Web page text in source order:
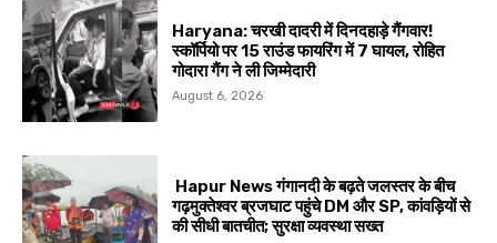
Haryana: चरखी दादरी में दिनदहाड़े गैंगवार!
स्कॉर्पियो पर 15 राउंड फायरिंग में 7 घायल, रोहित
गोदारा गैंग ने ली जिम्मेदारी
August 6, 2026
Hapur News गंगानदी के बढ़ते जलस्तर के बीच
गढ़मुक्तेश्वर ब्रजघाट पहुंचे DM और SP, कांवड़ियों से
की सीधी बातचीत; सुरक्षा व्यवस्था सख्त